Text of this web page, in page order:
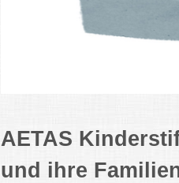
AETAS
und ihre